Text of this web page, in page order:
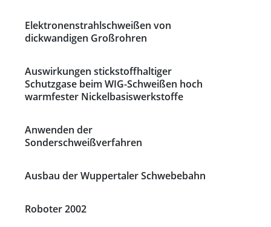
Elektronenstrahlschweißen von
dickwandigen Großrohren
Auswirkungen stickstoffhaltiger
Schutzgase beim WIG-Schweißen hoch
warmfester Nickelbasiswerkstoffe
Anwenden der
Sonderschweißverfahren
Ausbau der Wuppertaler Schwebebahn
Roboter 2002